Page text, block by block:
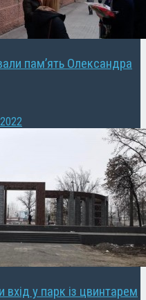
пам’ять Олександра
вхід у парк із цвинтарем